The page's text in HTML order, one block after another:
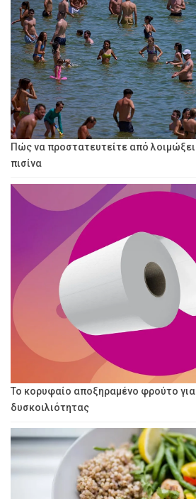
Πώς να προστατευτείτε από
πισίνα
Το κορυφαίο αποξηραμένο φρούτο
δυσκοιλιότητας